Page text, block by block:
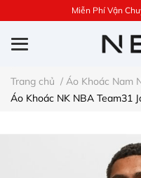
Miễn Phí Vận
Trang chủ / Áo Khoác Nam
Áo Khoác NK NBA Team31